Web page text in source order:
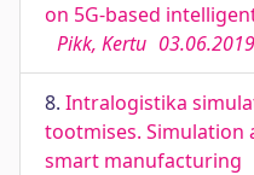
on 5G-based
Pikk, Kertu 03.06.2019
8. Intralogistika
tootmises. Simulation
smart manufacturing